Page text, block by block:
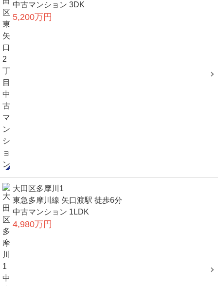
中古マンション 3DK
5,200万円
大田区多摩川1
東急多摩川線 矢口渡駅 徒歩6分
中古マンション 1LDK
4,980万円